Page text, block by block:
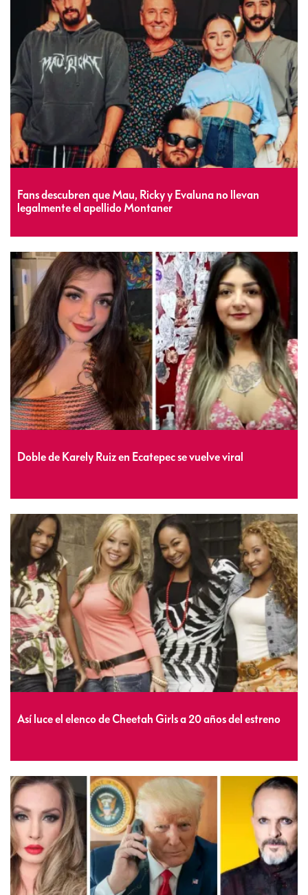
Fans descubren que Mau, Ricky y Evaluna no llevan
legalmente el apellido Montaner
Doble de Karely Ruiz en Ecatepec se vuelve viral
Así luce el elenco de Cheetah Girls a 20 años del estreno